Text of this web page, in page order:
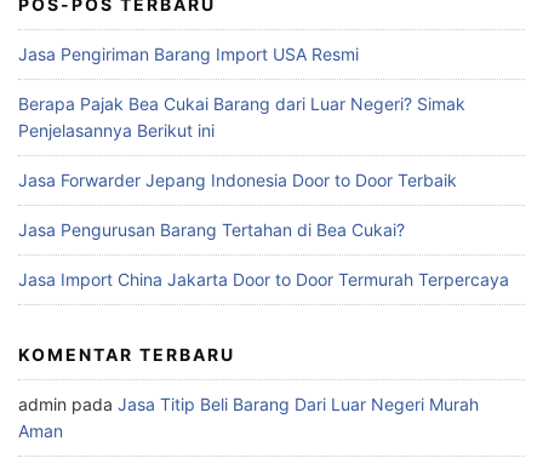
POS-POS TERBARU
Jasa Pengiriman Barang Import USA Resmi
Berapa Pajak Bea Cukai Barang dari Luar Negeri? Simak
Penjelasannya Berikut ini
Jasa Forwarder Jepang Indonesia Door to Door Terbaik
Jasa Pengurusan Barang Tertahan di Bea Cukai?
Jasa Import China Jakarta Door to Door Termurah Terpercaya
KOMENTAR TERBARU
admin pada Jasa Titip Beli Barang Dari Luar Negeri Murah
Aman